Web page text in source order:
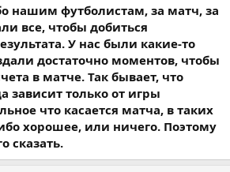
нашим футболистам, за матч, за
все, чтобы добиться
У нас были какие-то
достаточно моментов, чтобы
в матче. Так бывает, что
зависит только от игры
что касается матча, в таких
хорошее, или ничего. Поэтому
сказать.